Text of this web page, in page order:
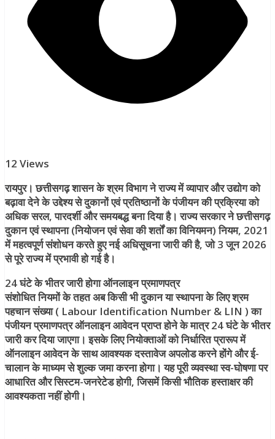
12 Views
रायपुर। छत्तीसगढ़ शासन के श्रम विभाग ने राज्य में व्यापार और उद्योग को
बढ़ावा देने के उद्देश्य से दुकानों एवं प्रतिष्ठानों के पंजीयन की प्रक्रिया को
अधिक सरल, पारदर्शी और समयबद्ध बना दिया है। राज्य सरकार ने छत्तीसगढ़
दुकान एवं स्थापना (नियोजन एवं सेवा की शर्तों का विनियमन) नियम, 2021
में महत्वपूर्ण संशोधन करते हुए नई अधिसूचना जारी की है, जो 3 जून 2026
से पूरे राज्य में प्रभावी हो गई है।
24 घंटे के भीतर जारी होगा ऑनलाइन प्रमाणपत्र
संशोधित नियमों के तहत अब किसी भी दुकान या स्थापना के लिए श्रम
पहचान संख्या ( Labour Identification Number & LIN ) का
पंजीयन प्रमाणपत्र ऑनलाइन आवेदन प्राप्त होने के मात्र 24 घंटे के भीतर
जारी कर दिया जाएगा। इसके लिए नियोक्ताओं को निर्धारित प्रारूप में
ऑनलाइन आवेदन के साथ आवश्यक दस्तावेज अपलोड करने होंगे और ई-
चालान के माध्यम से शुल्क जमा करना होगा। यह पूरी व्यवस्था स्व-घोषणा पर
आधारित और सिस्टम-जनरेटेड होगी, जिसमें किसी भौतिक हस्ताक्षर की
आवश्यकता नहीं होगी।